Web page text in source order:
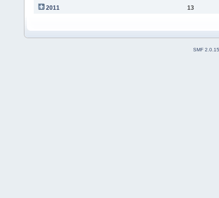
2011
13
SMF 2.0.15